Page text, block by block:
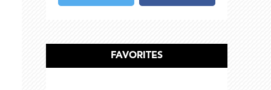
FAVORITES